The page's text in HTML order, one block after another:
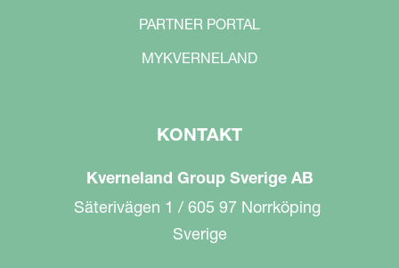
PARTNER PORTAL
MYKVERNELAND
KONTAKT
Kverneland Group Sverige AB
Säterivägen 1 / 605 97 Norrköping
Sverige